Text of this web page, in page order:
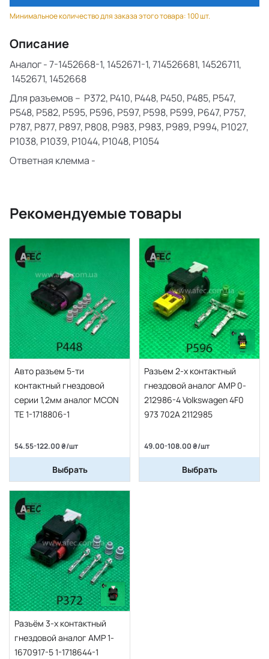
Минимальное количество для заказа этого товара: 100 шт.
Описание
Аналог - 7-1452668-1, 1452671-1, 714526681, 14526711,
1452671, 1452668
Для разъемов – P372, P410, P448, P450, P485, P547,
P548, P582, P595, P596, P597, P598, P599, P647, P757,
P787, P877, P897, P808, P983, P983, P989, P994, P1027,
P1038, P1039, P1044, P1048, P1054
Ответная клемма -
Рекомендуемые товары
Авто разъем 5-ти
контактный гнездовой
серии 1,2мм аналог MCON
TE 1-1718806-1
54.55-122.00 ₴/шт
Выбрать
Разъем 2-х контактный
гнездовой аналог AMP 0-
212986-4 Volkswagen 4F0
973 702A 2112985
49.00-108.00 ₴/шт
Выбрать
Разъём 3-х контактный
гнездовой аналог АМР 1-
1670917-5 1-1718644-1